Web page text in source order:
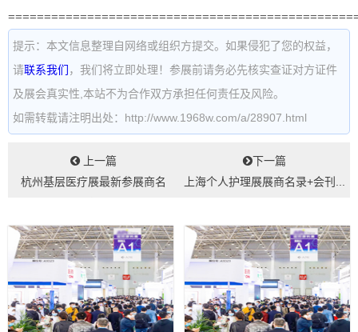
提示：本文信息整理自网络或组织方提交。如果侵犯了您的权益，
请联系我们 ，我们将立即处理！参展前请务必先核实查证对方证件
及展会真实性,本站不为合作双方承担任何责任及风险。
如需转载请注明出处：http://www.1968w.com/a/28907.html
上一篇
杭州基层医疗展最新参展商名
下一篇
上海个人护理展展商名录+会刊...